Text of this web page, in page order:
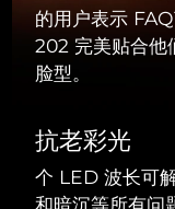
的用户表示
202 完美贴合他
脸型。
抗老彩光
个 LED 波长可
All
All
AllIPL
2-in-
NEW
希腊
匈牙利